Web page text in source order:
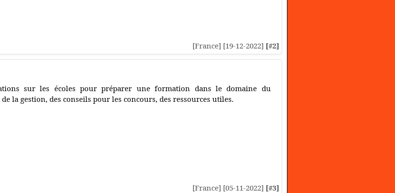
[France] [19-12-2022] [#2]
sur les écoles pour préparer une formation dans le domaine du
la gestion, des conseils pour les concours, des ressources utiles.
[France] [05-11-2022] [#3]